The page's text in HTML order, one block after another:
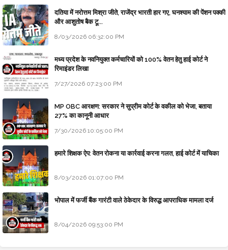
दतिया में नरोत्तम मिश्रा जीते, राजेंद्र भारती हार गए, घनश्याम की पेंशन पक्की
और आशुतोष बैक टू...
8/03/2026 06:32:00 PM
मध्य प्रदेश के नवनियुक्त कर्मचारियों को 100% वेतन हेतु हाई कोर्ट ने
रिमाइंडर लिखा
7/27/2026 07:23:00 PM
MP OBC आरक्षण: सरकार ने सुप्रीम कोर्ट के वकील को भेजा, बताया
27% का कानूनी आधार
7/30/2026 10:05:00 PM
हमारे शिक्षक ऐप: वेतन रोकना या कार्रवाई करना गलत, हाई कोर्ट में याचिका
8/03/2026 01:07:00 PM
भोपाल में फर्जी बैंक गारंटी वाले ठेकेदार के विरुद्ध आपराधिक मामला दर्ज
8/04/2026 09:53:00 PM